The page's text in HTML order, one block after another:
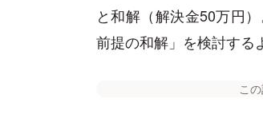
と和解（解決金50万円
前提の和解」を検討する
こ